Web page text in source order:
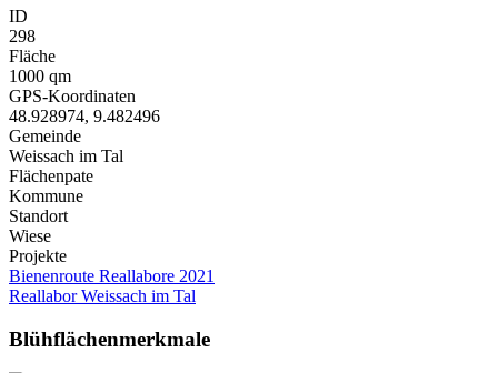
ID
298
Fläche
1000 qm
GPS-Koordinaten
48.928974, 9.482496
Gemeinde
Weissach im Tal
Flächenpate
Kommune
Standort
Wiese
Projekte
Bienenroute Reallabore 2021
Reallabor Weissach im Tal
Blühflächenmerkmale